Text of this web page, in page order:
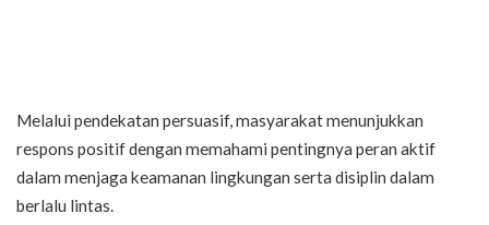
Melalui pendekatan persuasif, masyarakat menunjukkan
respons positif dengan memahami pentingnya peran aktif
dalam menjaga keamanan lingkungan serta disiplin dalam
berlalu lintas.